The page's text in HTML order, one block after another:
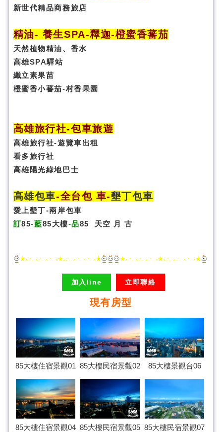
新世代精品商務旅店
精油- 養生SPA-釋迦-橙蜜香蕃茄
天然植物精油、香水
高雄SPA驛站
纖立素果苗
橙蜜香小蕃茄-村香果園
高雄旅行社-包車旅遊
高雄旅行社-遊覽車出租
看多旅行社
高雄陽光綠地巴士
高雄包車-全台包 車-墾丁包車
愛上墾丁-兩岸包車
訂85-藍85大樓-品85 天空 月 古
加入line 立即聯絡
現有房型
85大樓住宿景觀01 85大樓民宿景觀02 85大樓景觀台06
85大樓住宿景觀04 85大樓民宿景觀05 85大樓民宿景觀07